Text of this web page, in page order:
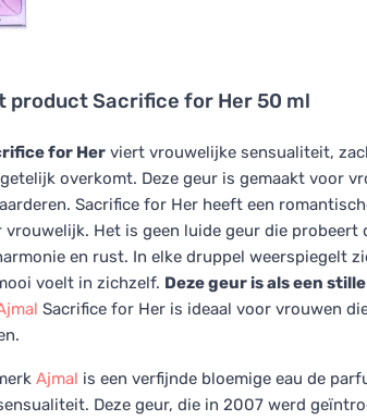
productSacrifice for Her 50 ml
for Her viert vrouwelijke sensualiteit,
overkomt. Deze geur is gemaakt voor
Sacrifice for Her heeft een
vrouwelijk. Het is geen luide geur die
en rust. In elke druppel weerspiegelt
voelt in zichzelf. Deze geur is als een
Sacrifice for Her is ideaal voor vrouwen
Ajmal is een verfijnde bloemige eau de
Deze geur, die in 2007 werd